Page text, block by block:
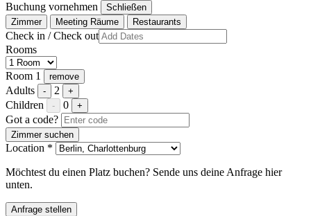
Buchung vornehmen
Schließen
Zimmer
Meeting Räume Restaurants
Check in / Check out
Rooms
Room 1 remove
Adults - 2 +
Children - 0 +
Got a code?
Zimmer suchen
Location *
Möchtest du einen Platz buchen? Sende uns deine Anfrage hier
unten.
Anfrage stellen